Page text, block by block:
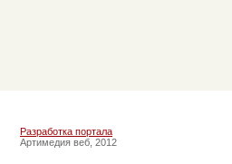
Разработка портала
Артимедия веб, 2012